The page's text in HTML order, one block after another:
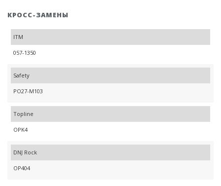
КРОСС-ЗАМЕНЫ
ITM
057-1350
Safety
PO27-M103
Topline
OPK4
DNJ Rock
OP404